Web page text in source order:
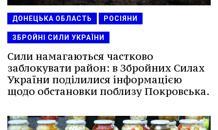
ДОНЕЦЬКА ОБЛАСТЬ РОСІЯНИ
ЗБРОЙНІ СИЛИ УКРАЇНИ
Сили намагаються частково
заблокувати район: в Збройних Силах
України поділилися інформацією
щодо обстановки поблизу Покровська.